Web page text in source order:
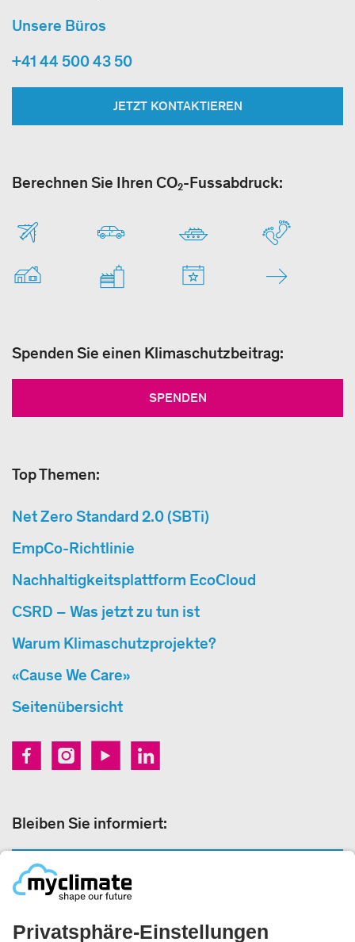
Unsere Büros
+41 44 500 43 50
JETZT KONTAKTIEREN
Berechnen Sie Ihren CO₂-Fussabdruck:
Spenden Sie einen Klimaschutzbeitrag:
SPENDEN
Top Themen:
Net Zero Standard 2.0 (SBTi)
EmpCo-Richtlinie
Nachhaltigkeitsplattform EcoCloud
CSRD – Was jetzt zu tun ist
Warum Klimaschutzprojekte?
«Cause We Care»
Seitenübersicht
Bleiben Sie informiert: